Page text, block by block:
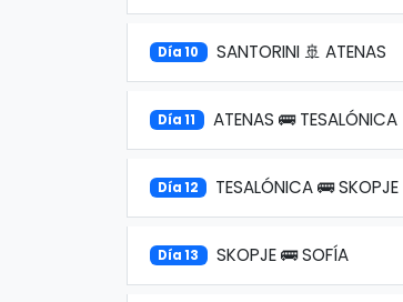
Día 10 SANTORINI 🚢 ATENAS
Día 11 ATENAS 🚌 TESALÓNICA
Día 12 TESALÓNICA 🚌 SKOPJE
Día 13 SKOPJE 🚌 SOFÍA